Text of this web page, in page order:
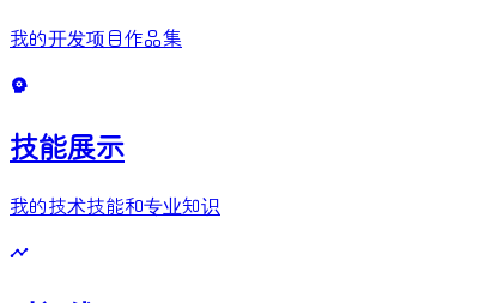
我的开发项目作品集
技能展示
我的技术技能和专业知识